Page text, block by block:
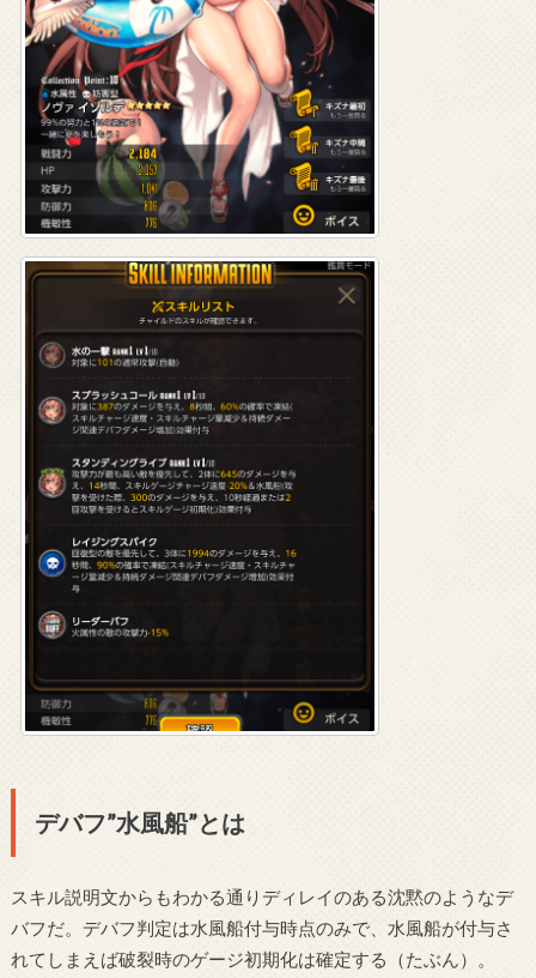
デバフ”水風船”とは
スキル説明文からもわかる通りディレイのある沈黙のようなデ
バフだ。デバフ判定は水風船付与時点のみで、水風船が付与さ
れてしまえば破裂時のゲージ初期化は確定する（たぶん）。